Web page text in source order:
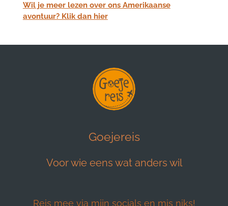
Wil je meer lezen over ons Amerikaanse
avontuur? Klik dan hier
Goejereis
Voor wie eens wat anders wil
Reis mee via mijn socials en mis niks!